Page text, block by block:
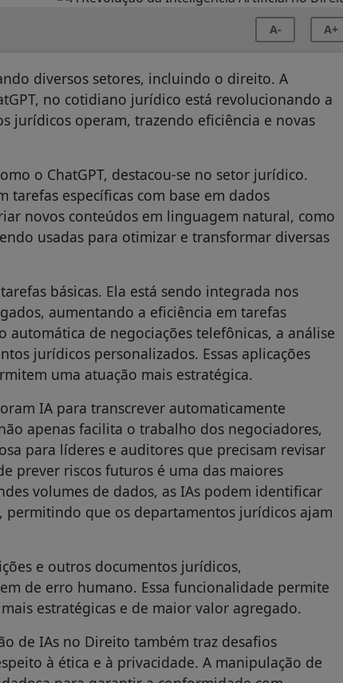
A- A+
diversos setores, incluindo o direito. A
no cotidiano jurídico está revolucionando a
jurídicos operam, trazendo eficiência e novas
o ChatGPT, destacou-se no setor jurídico.
tarefas específicas com base em dados
novos conteúdos em linguagem natural, como
usadas para otimizar e transformar diversas
básicas. Ela está sendo integrada nos
aumentando a eficiência em tarefas
automática de negociações telefônicas, a análise
jurídicos personalizados. Essas aplicações
uma atuação mais estratégica.
IA para transcrever automaticamente
apenas facilita o trabalho dos negociadores,
para líderes e auditores que precisam revisar
prever riscos futuros é uma das maiores
volumes de dados, as IAs podem identificar
permitindo que os departamentos jurídicos ajam
e outros documentos jurídicos,
de erro humano. Essa funcionalidade permite
estratégicas e de maior valor agregado.
de IAs no Direito também traz desafios
à ética e à privacidade. A manipulação de